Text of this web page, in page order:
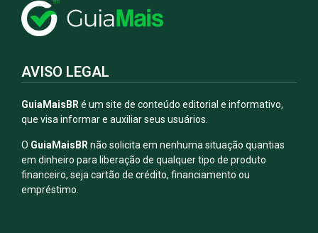
AVISO LEGAL
GuiaMaisBR é um site de conteúdo editorial e informativo,
que visa informar e auxiliar seus usuários.
O GuiaMaisBR não solicita em nenhuma situação quantias
em dinheiro para liberação de qualquer tipo de produto
financeiro, seja cartão de crédito, financiamento ou
empréstimo.